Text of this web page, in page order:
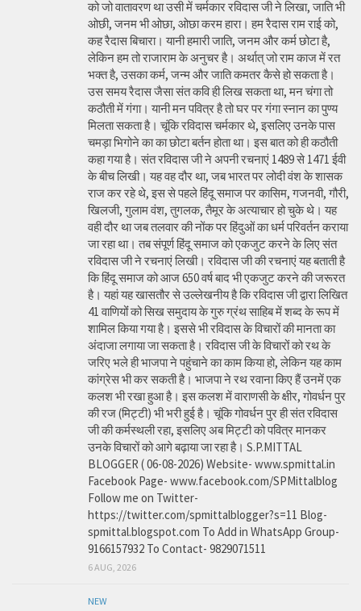
को जो वातावरण था उसी में चर्मकार रविदास जी ने लिखा, जाति भी
ओछी, जनम भी ओछा, ओछा करम हारा। हम रैदास राम राई को,
कह रैदास बिचारा। यानी हमारी जाति, जनम और कर्म छोटा है,
लेकिन हम तो राजाराम के अनुचर है। अर्थात् जो राम काज में रत
भक्त है, उसका कर्म, जन्म और जाति कमतर कैसे हो सकता है।
उस समय रैदास जैसा संत कवि ही लिख सकता था, मन चंगा तो
कठौती में गंगा। यानी मन पवित्र है तो घर पर गंगा स्नान का पुण्य
मिलता सकता है। चूंकि रविदास चर्मकार थे, इसलिए उनके पास
चमड़ा भिगोने का का छोटा बर्तन होता था। इस बात को ही कठौती
कहा गया है। संत रविदास जी ने अपनी रचनाएं 1489 से 1471 ईवी
के बीच लिखी। यह वह दौर था, जब भारत पर लोदी वंश के शासक
राज कर रहे थे, इस से पहले हिंदू समाज पर कासिम, गजनवी, गौरी,
खिलजी, गुलाम वंश, तुगलक, तैमूर के अत्याचार हो चुके थे। यह
वही दौर था जब तलवार की नोंक पर हिंदुओं का धर्म परिवर्तन कराया
जा रहा था। तब संपूर्ण हिंदू समाज को एकजुट करने के लिए संत
रविदास जी ने रचनाएं लिखी। रविदास जी की रचनाएं यह बताती है
कि हिंदू समाज को आज 650 वर्ष बाद भी एकजुट करने की जरूरत
है। यहां यह खासतौर से उल्लेखनीय है कि रविदास जी द्वारा लिखित
41 वाणियोंं को सिख समुदाय के गुरु ग्रंथ साहिब में शब्द के रूप में
शामिल किया गया है। इससे भी रविदास के विचारों की मानता का
अंदाजा लगाया जा सकता है। रविदास जी के विचारों को रथ के
जरिए भले ही भाजपा ने पहुंचाने का काम किया हो, लेकिन यह काम
कांग्रेस भी कर सकती है। भाजपा ने रथ रवाना किए हैं उनमें एक
कलश भी रखा हुआ है। इस कलश में वाराणसी के क्षीर, गोवर्धन पुर
की रज (मिट्टी) भी भरी हुई है। चूंकि गोवर्धन पुर ही संत रविदास
जी की कर्मस्थली रहा, इसलिए अब मिट्टी को पवित्र मानकर
उनके विचारों को आगे बढ़ाया जा रहा है। S.P.MITTAL
BLOGGER ( 06-08-2026) Website- www.spmittal.in
Facebook Page- www.facebook.com/SPMittalblog
Follow me on Twitter-
https://twitter.com/spmittalblogger?s=11 Blog-
spmittal.blogspot.com To Add in WhatsApp Group-
9166157932 To Contact- 9829071511
6 AUG, 2026
NEW